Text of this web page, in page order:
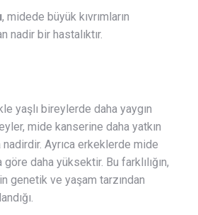
, midede büyük kıvrımların
nadir bir hastalıktır.
yaşlı bireylerde daha yaygın
mide kanserine daha yatkın
Ayrıca erkeklerde mide
daha yüksektir. Bu farklılığın,
genetik ve yaşam tarzından